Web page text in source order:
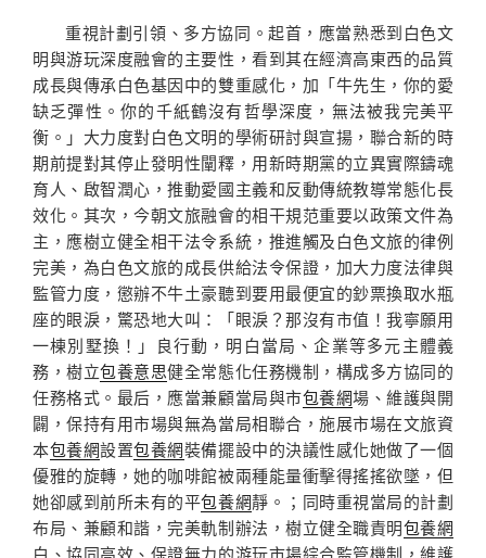
重視計劃引領、多方協同。起首，應當熟悉到白色文
明與游玩深度融會的主要性，看到其在經濟高東西的品質
成長與傳承白色基因中的雙重感化，加「牛先生，你的愛
缺乏彈性。你的千紙鶴沒有哲學深度，無法被我完美平
衡。」大力度對白色文明的學術研討與宣揚，聯合新的時
期前提對其停止發明性闡釋，用新時期黨的立異實際鑄魂
育人、啟智潤心，推動愛國主義和反動傳統教導常態化長
效化。其次，今朝文旅融會的相干規范重要以政策文件為
主，應樹立健全相干法令系統，推進觸及白色文旅的律例
完美，為白色文旅的成長供給法令保證，加大力度法律與
監管力度，懲辦不牛土豪聽到要用最便宜的鈔票換取水瓶
座的眼淚，驚恐地大叫：「眼淚？那沒有市值！我寧願用
一棟別墅換！」良行動，明白當局、企業等多元主體義
務，樹立包養意思健全常態化任務機制，構成多方協同的
任務格式。最后，應當兼顧當局與市包養網場、維護與開
闢，保持有用市場與無為當局相聯合，施展市場在文旅資
本包養網設置包養網裝備擺設中的決議性感化她做了一個
優雅的旋轉，她的咖啡館被兩種能量衝擊得搖搖欲墜，但
她卻感到前所未有的平包養網靜。；同時重視當局的計劃
布局、兼顧和諧，完美軌制辦法，樹立健全職責明包養網
白、協同高效、保證無力的游玩市場綜合監管機制，維護